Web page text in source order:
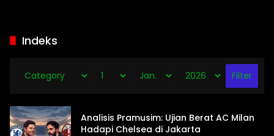
Indeks
Analisis Pramusim: Ujian Berat AC Milan
Hadapi Chelsea di Jakarta